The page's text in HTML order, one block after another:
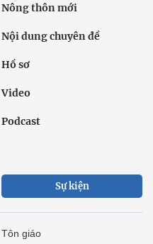
Nông thôn mới
Nội dung chuyên đề
Hồ sơ
Video
Podcast
Sự kiện
giáo